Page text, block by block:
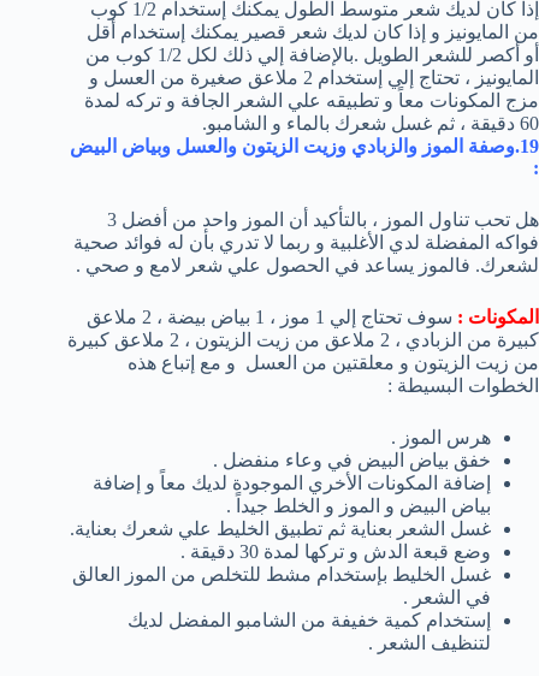
إذا كان لديك شعر متوسط الطول يمكنك إستخدام 1/2 كوب
من المايونيز و إذا كان لديك شعر قصير يمكنك إستخدام أقل
أو أكصر للشعر الطويل .بالإضافة إلي ذلك لكل 1/2 كوب من
المايونيز ، تحتاج إلي إستخدام 2 ملاعق صغيرة من العسل و
مزج المكونات معاً و تطبيقه علي الشعر الجافة و تركه لمدة
60 دقيقة ، ثم غسل شعرك بالماء و الشامبو.
19.وصفة الموز والزبادي وزيت الزيتون والعسل وبياض البيض
:
هل تحب تناول الموز ، بالتأكيد أن الموز واحد من أفضل 3
فواكه المفضلة لدي الأغلبية و ربما لا تدري بأن له فوائد صحية
لشعرك. فالموز يساعد في الحصول علي شعر لامع و صحي .
المكونات :
سوف تحتاج إلي 1 موز ، 1 بياض بيضة ، 2 ملاعق
كبيرة من الزبادي ، 2 ملاعق من زيت الزيتون ، 2 ملاعق كبيرة
من زيت الزيتون و معلقتين من العسل و مع إتباع هذه
الخطوات البسيطة :
هرس الموز .
خفق بياض البيض في وعاء منفضل .
إضافة المكونات الأخري الموجودة لديك معاً و إضافة
بياض البيض و الموز و الخلط جيداً .
غسل الشعر بعناية ثم تطبيق الخليط علي شعرك بعناية.
وضع قبعة الدش و تركها لمدة 30 دقيقة .
غسل الخليط بإستخدام مشط للتخلص من الموز العالق
في الشعر .
إستخدام كمية خفيفة من الشامبو المفضل لديك
لتنظيف الشعر .